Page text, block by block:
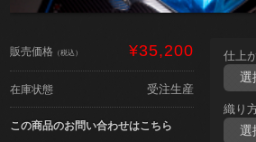
販売価格 （税込） ¥35,200
在庫状態 受注生産
この商品のお問い合わせはこちら
仕上
織り